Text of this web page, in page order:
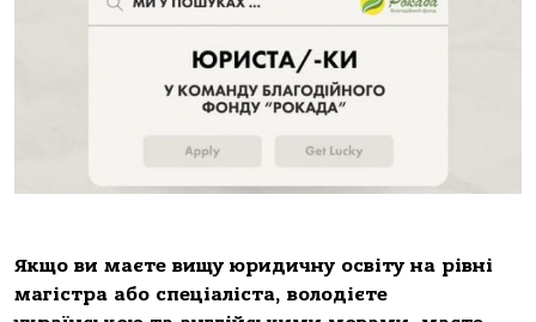
Якщо ви маєте вищу юридичну освіту на рівні
магістра або спеціаліста, володієте